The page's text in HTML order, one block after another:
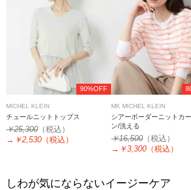
90%OFF
MICHEL KLEIN
チュールニットトップス
￥25,300 （税込）
→ ￥2,530 （税込）
MK MICHEL KLEIN
シアーボーダーニットカ
ン/洗える
￥16,500（税込）
→ ￥3,300 （税込）
しわが気にならないイージーケア